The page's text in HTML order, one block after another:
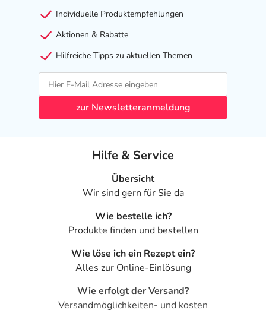
Individuelle Produktempfehlungen
Aktionen & Rabatte
Hilfreiche Tipps zu aktuellen Themen
zur Newsletteranmeldung
Hilfe & Service
Übersicht
Wir sind gern für Sie da
Wie bestelle ich?
Produkte finden und bestellen
Wie löse ich ein Rezept ein?
Alles zur Online-Einlösung
Wie erfolgt der Versand?
Versandmöglichkeiten- und kosten